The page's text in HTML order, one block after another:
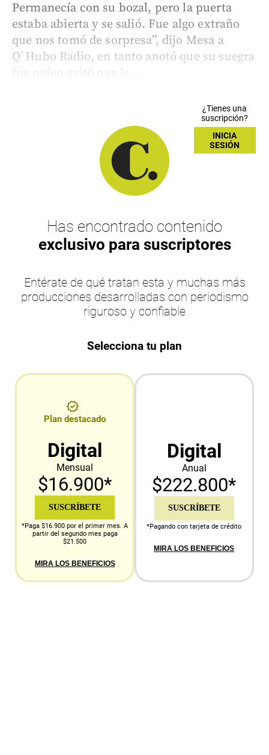
Permanecía con su bozal, pero la puerta
estaba abierta y se salió. Fue algo extraño
que nos tomó de sorpresa”, dijo Mesa a
Q`Hubo Radio, en tanto anotó que su suegra
fue quien evitó que la...
¿Tienes una
suscripción?
INICIA
SESIÓN
Has encontrado contenido
exclusivo para suscriptores
Entérate de qué tratan esta y muchas más
producciones desarrolladas con periodismo
riguroso y confiable
Selecciona tu plan
Plan destacado
Digital
Mensual
$16.900*
SUSCRÍBETE
*Paga $16.900 por el primer mes. A
partir del segundo mes paga
$21.500
MIRA LOS BENEFICIOS
Digital
Anual
$222.800*
SUSCRÍBETE
*Pagando con tarjeta de crédito
MIRA LOS BENEFICIOS